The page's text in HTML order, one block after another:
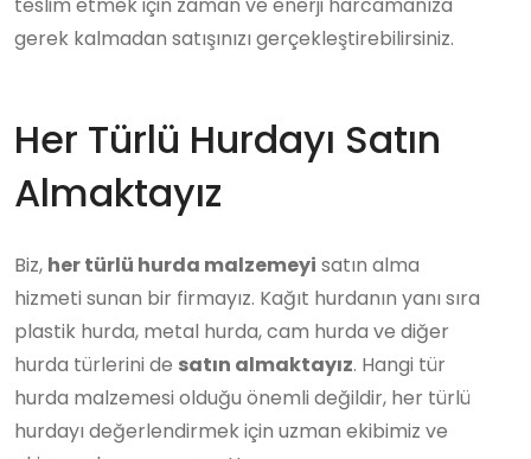
gerek kalmadan satışınızı gerçekleştirebilirsiniz.
Her Türlü Hurdayı Satın
Almaktayız
Biz, her türlü hurda malzemeyi satın alma
hizmeti sunan bir firmayız. Kağıt hurdanın yanı sıra
plastik hurda, metal hurda, cam hurda ve diğer
hurda türlerini de satın almaktayız. Hangi tür
hurda malzemesi olduğu önemli değildir, her türlü
hurdayı değerlendirmek için uzman ekibimiz ve